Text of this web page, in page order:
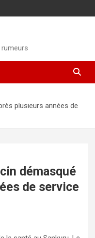
rumeurs
plusieurs années de
démasqué
de service